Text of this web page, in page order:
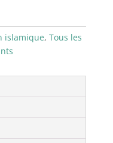
islamique, Tous les